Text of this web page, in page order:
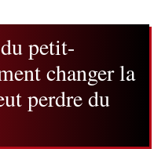
petit-
changer la
perdre du